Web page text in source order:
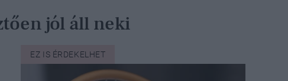
jól áll neki
EZ IS ÉRDEKELHET